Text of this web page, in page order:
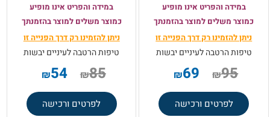
במידה והפריט אינו מופיע
כמוצר משלים למוצר בהזמנתך
ניתן להזמינו רק דרך הפנייה זו
טיפות הרטבה לעיניים יבשות
₪95
₪69
לפרטים ורכישה
במידה והפריט אינו מופיע
כמוצר משלים למוצר בהזמנתך
ניתן להזמינו רק דרך הפנייה זו
טיפות הרטבה לעיניים יבשות
₪85
₪54
לפרטים ורכישה